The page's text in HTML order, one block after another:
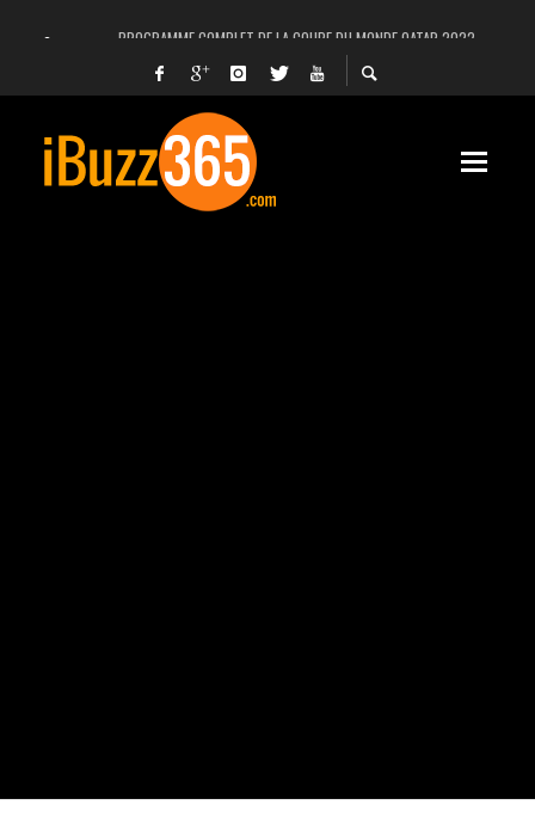
PROGRAMME COMPLET DE LA COUPE DU MONDE QATAR 2022
FACEBOOK, INSTAGRAM ET WHATSAPP HORS SERVICE! EST-CE UNE CYBER-
UNE VIDÉO 4K MONTRE LA PLANÈTE MARS EN ULTRA-HAUTE DÉFINITION
LANCEMENT DU PREMIER VOL HABITÉ DE SPACEX
DÉCÈS DE L’EX-PRÉSIDENT ZINE EL ABIDINE BEN ALI, SERA-T-IL ENTERRÉ EN